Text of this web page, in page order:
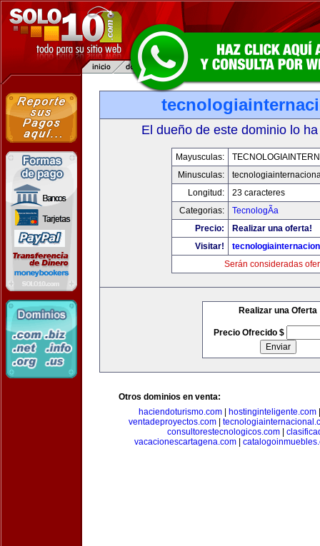
El dueño de este dominio lo
Mayusculas:
Minusculas:
Longitud:
23 caracteres
Categorias:
TecnologÃ­a
Precio:
Realizar una oferta!
Visitar!
Serán consideradas
Realizar una Oferta
Precio Ofrecido $
Otros dominios en venta:
haciendoturismo.com
hostinginteligente.com
ventadeproyectos.com|
consultorestecnologicos.com
vacacionescartagena.com